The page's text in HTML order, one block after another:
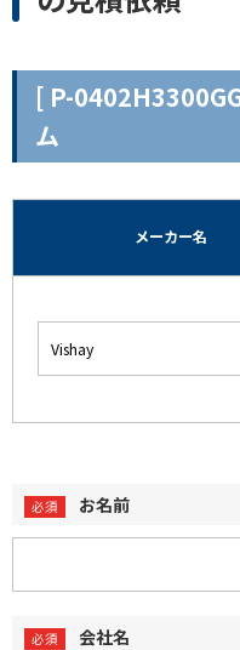
[ P-
ム
メーカー名
お名前
会社名